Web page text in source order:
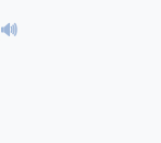
🔊